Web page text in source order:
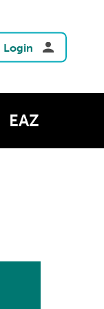
Login
EAZ